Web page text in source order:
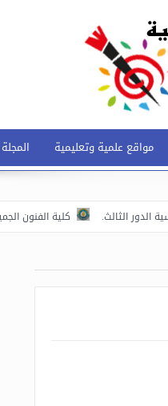
مواقع علمية وتعليمية المجلة
الثالث. كلية الفنون